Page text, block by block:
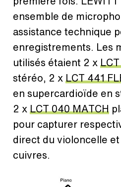
ensemble de
assistance technique
enregistrements. Les
utilisés étaient 2 x
stéréo, 2 xLCT 441
en supercardioïde en
2 xLCT 040 MATCH
pour capturer
direct du violoncelle
cuivres.